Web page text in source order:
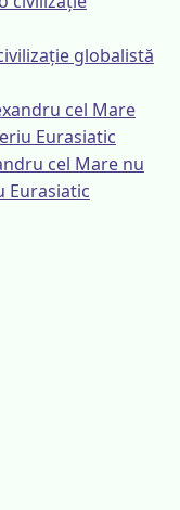
globalistă
cel Mare nu
Eurasiatic